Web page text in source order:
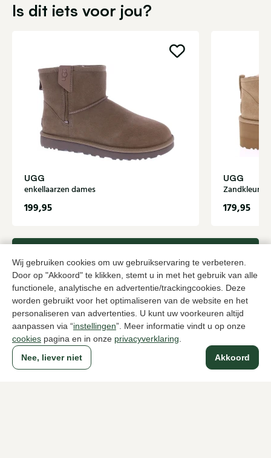
Wij gebruiken cookies om uw gebruikservaring te verbeteren.
Door op "Akkoord" te klikken, stemt u in met het gebruik van alle
functionele, analytische en advertentie/trackingcookies. Deze
worden gebruikt voor het optimaliseren van de website en het
personaliseren van advertenties. U kunt uw voorkeuren altijd
aanpassen via “instellingen”. Meer informatie vindt u op onze
cookies pagina en in onze privacyverklaring
Akkoord
Nee, liever niet
Is dit iets voor jou?
UGG
enkellaarzen dames
199,95
UGG
Zandkleur
179,95
Sinds 1983 een begrip in Den Haag
Voor dames Voor heren